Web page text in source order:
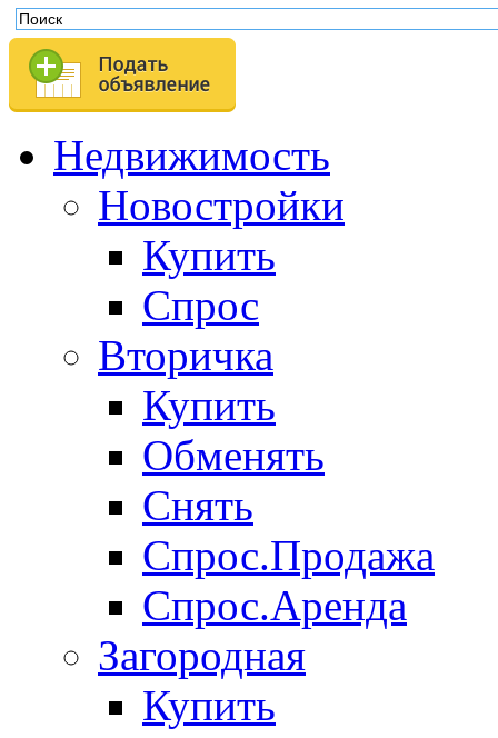
Недвижимость
Новостройки
Купить
Спрос
Вторичка
Купить
Обменять
Снять
Спрос.Продажа
Спрос.Аренда
Загородная
Купить